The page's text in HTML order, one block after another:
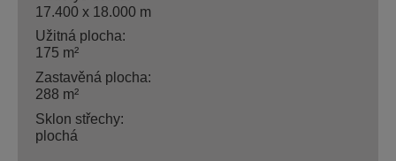
17.400 x 18.000 m
Užitná plocha:
175 m²
Zastavěná plocha:
288 m²
Sklon střechy:
plochá